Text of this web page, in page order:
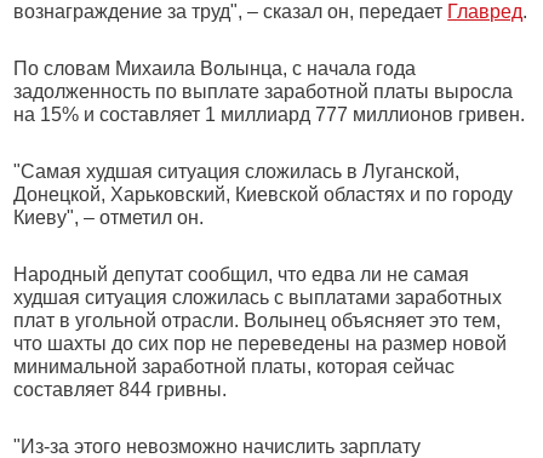
вознаграждение за труд", – сказал он, передает Главред.
По словам Михаила Волынца, с начала года
задолженность по выплате заработной платы выросла
на 15% и составляет 1 миллиард 777 миллионов гривен.
"Самая худшая ситуация сложилась в Луганской,
Донецкой, Харьковский, Киевской областях и по городу
Киеву", – отметил он.
Народный депутат сообщил, что едва ли не самая
худшая ситуация сложилась с выплатами заработных
плат в угольной отрасли. Волынец объясняет это тем,
что шахты до сих пор не переведены на размер новой
минимальной заработной платы, которая сейчас
составляет 844 гривны.
"Из-за этого невозможно начислить зарплату